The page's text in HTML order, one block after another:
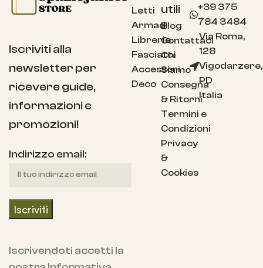
Iscriviti alla
newsletter per
ricevere guide,
informazioni e
promozioni!
Indirizzo email:
Iscrivendoti accetti la
Letti
Armadi
Librerie
Fasciatoi
Accessori
Deco
utili
Blog
Contattaci
Chi
Siamo
Consegna
& Ritorni
Termini e
Condizioni
Privacy
&
Cookies
+39 375
784 3484
Via Roma,
128
Vigodarzere,
PD
Italia